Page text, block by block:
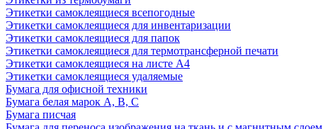
Этикетки самоклеящиеся всепогодные
Этикетки самоклеящиеся для инвентаризации
Этикетки самоклеящиеся для папок
Этикетки самоклеящиеся для термотрансферной печати
Этикетки самоклеящиеся на листе А4
Этикетки самоклеящиеся удаляемые
Бумага для офисной техники
Бумага белая марок А, В, С
Бумага писчая